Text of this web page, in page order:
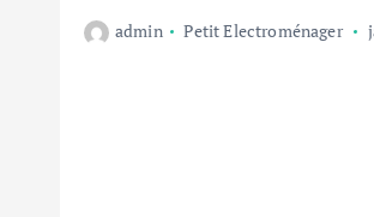
admin Petit Electroménager